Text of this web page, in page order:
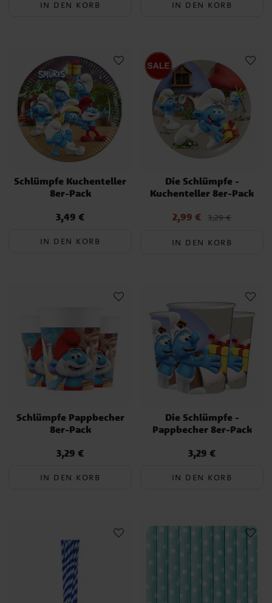
Ob zum Geburtstag oder als Themenparty – mit unserer Auswahl
Party beginnen!
IN DEN KORB IN DEN KORB
Schlümpfe Kuchenteller
8er-Pack
Preis:3,49 €
3,49 €
IN DEN KORB
Die Schlümpfe -
Kuchenteller 8er-Pack
Aktueller Preis:
Vorheriger Preis
2,99 € 3,29 €
IN DEN KORB
Schlümpfe Pappbecher
8er-Pack
Preis:3,29 €
3,29 €
IN DEN KORB
Die Schlümpfe -
Pappbecher 8er-Pack
Preis:3,29 €
3,29 €
IN DEN KORB